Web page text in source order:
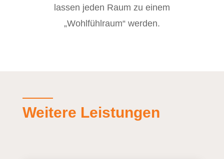
lassen jeden Raum zu einem
„Wohlfühlraum“ werden.
Weitere Leistungen